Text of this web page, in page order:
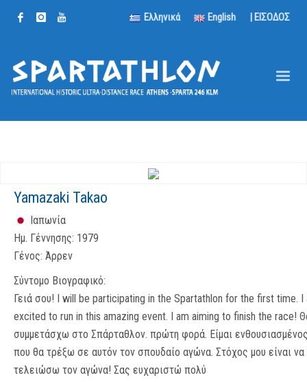
Ελληνικά English | ΕΙΣΟΔΟΣ
Yamazaki Takao
Ιαπωνία
Ημ. Γέννησης: 1979
Γένος: Άρρεν
Σύντομο Βιογραφικό:
Γειά σου! I will be participating in the Spartathlon for the first time. I
excited to run in this amazing event. I am aiming to finish the race!
συμμετάσχω στο Σπάρταθλον. πρώτη φορά. Είμαι
που θα τρέξω σε αυτόν τον σπουδαίο αγώνα. Στόχος μου είναι να
τελειώσω τον αγώνα! Σας ευχαριστώ πολύ